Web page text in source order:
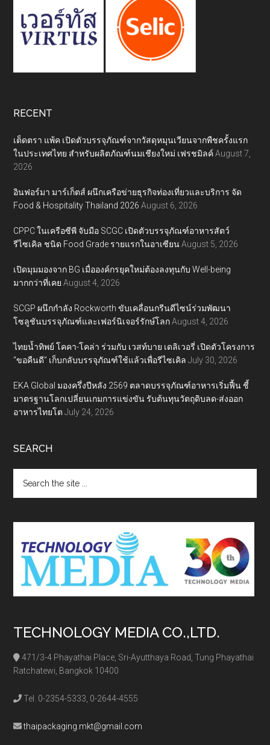
RECENT
เต็ดตรา แพ้ค เปิดตัวบรรจุภัณฑ์จากวัสดุหมุนเวียนจากพืชครั้งแรก
ในประเทศไทย สำหรับผลิตภัณฑ์นมเชียงใหม่ เฟรชมิลค์ August 7,
2026
อินฟอร์มา มาร์เก็ตส์ ผนึกเครือข่ายธุรกิจท่องเที่ยวและบริการ จัด
Food & Hospitality Thailand 2026 August 6, 2026
CPPC ในเครือซีพี จับมือ SCGC เปิดตัวบรรจุภัณฑ์อาหารสัตว์
รีไซเคิล ชนิด Food Grade รายแรกในอาเซียน August 5, 2026
เปิดมุมมองจาก BG เมื่อองค์กรยุคใหม่ต้องลงทุนกับ Well-being
มากกว่าที่เคย August 4, 2026
SCGP ผนึกกำลัง Rockworth ขับเคลื่อนกรีนดีไซน์ร่วมพัฒนา
โซลูชันบรรจุภัณฑ์และเฟอร์นิเจอร์รักษ์โลก August 4, 2026
ไทยน้ำทิพย์ โคคา-โคล่า ร่วมกับ เวสท์บาย เดลิเวอรี่ เปิดตัวโครงการ
“ขอคืนดี” เก็บกลับบรรจุภัณฑ์ใช้แล้วเพื่อรีไซเคิล July 30, 2026
EKA Global มองครึ่งปีหลัง 2569 ตลาดบรรจุภัณฑ์อาหารเริ่มฟื้น ชี้
มาตรฐานโลกเปลี่ยนเกมการแข่งขัน รับต้นทุนวัตถุดิบลด-ส่งออก
อาหารไทยโต July 24, 2026
SEARCH
the
TECHNOLOGY MEDIA CO.,LTD.
471/3-4 Phayathai Place, Sri-Ayutthaya Road, Tung Phayathai
Ratchatewi, Bangkok 10400
Tel. 0-2354-5333, 0-2644-4555
thaipackaging.mkt@gmail.com